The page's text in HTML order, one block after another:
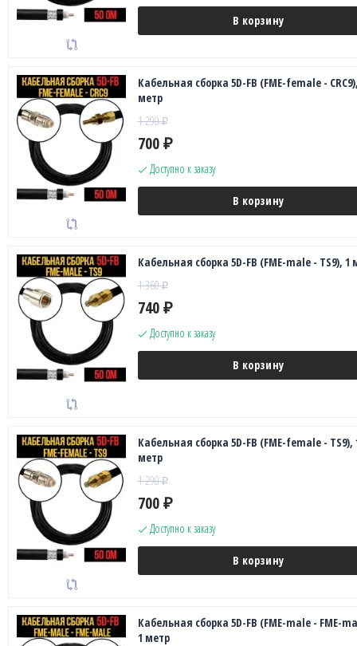
В корзину
Кабельная сборка 5D-FB (FME-female -
метр
1 290₽
700 ₽
Доступно к заказу
В корзину
Кабельная сборка 5D-FB (FME-male - TS9), 1
1 360₽
740 ₽
Доступно к заказу
В корзину
Кабельная сборка 5D-FB (FME-female - TS9),
метр
1 290₽
700 ₽
Доступно к заказу
В корзину
Кабельная сборка 5D-FB (FME-male - FME-
1 метр